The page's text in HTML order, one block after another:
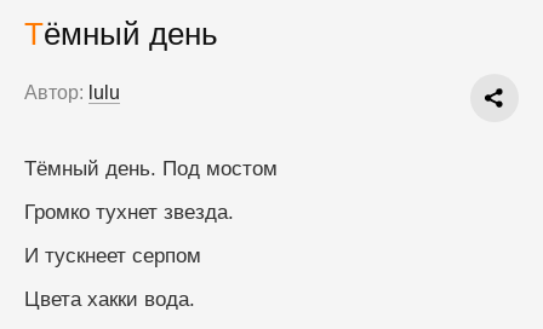
Тёмный день
Автор: lulu
Тёмный день. Под мостом
Громко тухнет звезда.
И тускнеет серпом
Цвета хакки вода.